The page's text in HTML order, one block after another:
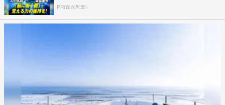
PR(森永乳業)